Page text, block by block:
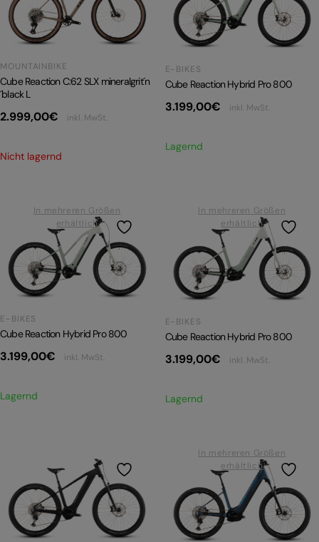
Alle entdecken
E-BIKE TOUR
PRODUKTRÜCKRUFE
MOUNTAINBIKE
Cube Reaction C:62 SLX mineralgrit´n
´black L
2.999,00€ inkl. MwSt.
Nicht lagernd
E-BIKES
Cube Reaction Hybrid Pro 800
3.199,00€ inkl. MwSt.
Lagernd
In mehreren Größen
erhältlich
E-BIKES
Cube Reaction Hybrid Pro 800
3.199,00€ inkl. MwSt.
Lagernd
In mehreren Größen
erhältlich
E-BIKES
Cube Reaction Hybrid Pro 800
3.199,00€ inkl. MwSt.
Lagernd
In mehreren Größen
erhältlich